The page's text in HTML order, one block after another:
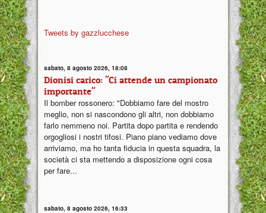
Tweets by gazzlucchese
sabato, 8 agosto 2026, 18:08
Dionisi carico: "Ci attende un campionato
importante"
Il bomber rossonero: "Dobbiamo fare del mostro
meglio, non si nascondono gli altri, non dobbiamo
farlo nemmeno noi. Partita dopo partita e rendendo
orgogliosi i nostri tifosi. Piano piano vediamo dove
arriviamo, ma ho tanta fiducia in questa squadra, la
società ci sta mettendo a disposizione ogni cosa
per fare...
sabato, 8 agosto 2026, 16:33